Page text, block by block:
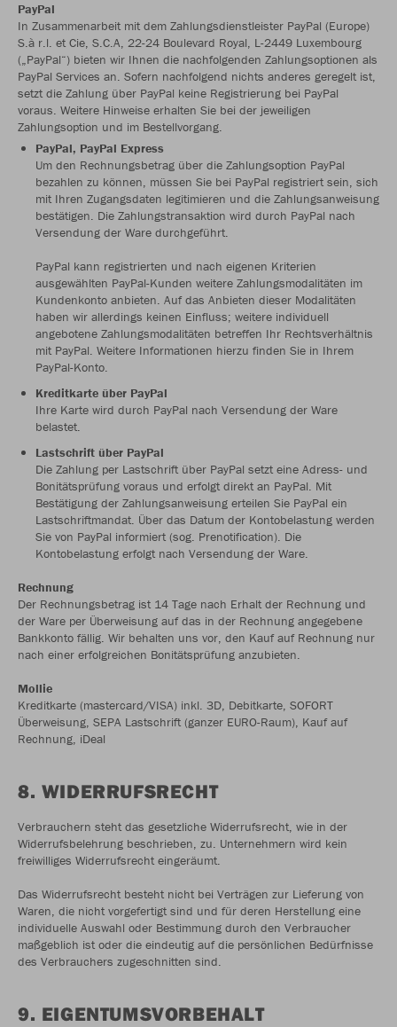
PayPal
In Zusammenarbeit mit dem Zahlungsdienstleister PayPal (Europe)
S.à r.l. et Cie, S.C.A, 22-24 Boulevard Royal, L-2449 Luxembourg
(„PayPal“) bieten wir Ihnen die nachfolgenden Zahlungsoptionen als
PayPal Services an. Sofern nachfolgend nichts anderes geregelt ist,
setzt die Zahlung über PayPal keine Registrierung bei PayPal
voraus. Weitere Hinweise erhalten Sie bei der jeweiligen
Zahlungsoption und im Bestellvorgang.
PayPal, PayPal Express
Um den Rechnungsbetrag über die Zahlungsoption PayPal
bezahlen zu können, müssen Sie bei PayPal registriert sein, sich
mit Ihren Zugangsdaten legitimieren und die Zahlungsanweisung
bestätigen. Die Zahlungstransaktion wird durch PayPal nach
Versendung der Ware durchgeführt.
PayPal kann registrierten und nach eigenen Kriterien
ausgewählten PayPal-Kunden weitere Zahlungsmodalitäten im
Kundenkonto anbieten. Auf das Anbieten dieser Modalitäten
haben wir allerdings keinen Einfluss; weitere individuell
angebotene Zahlungsmodalitäten betreffen Ihr Rechtsverhältnis
mit PayPal. Weitere Informationen hierzu finden Sie in Ihrem
PayPal-Konto.
Kreditkarte über PayPal
Ihre Karte wird durch PayPal nach Versendung der Ware
belastet.
Lastschrift über PayPal
Die Zahlung per Lastschrift über PayPal setzt eine Adress- und
Bonitätsprüfung voraus und erfolgt direkt an PayPal. Mit
Bestätigung der Zahlungsanweisung erteilen Sie PayPal ein
Lastschriftmandat. Über das Datum der Kontobelastung werden
Sie von PayPal informiert (sog. Prenotification). Die
Kontobelastung erfolgt nach Versendung der Ware.
Rechnung
Der Rechnungsbetrag ist 14 Tage nach Erhalt der Rechnung und
der Ware per Überweisung auf das in der Rechnung angegebene
Bankkonto fällig. Wir behalten uns vor, den Kauf auf Rechnung nur
nach einer erfolgreichen Bonitätsprüfung anzubieten.
Mollie
Kreditkarte (mastercard/VISA) inkl. 3D, Debitkarte, SOFORT
Überweisung, SEPA Lastschrift (ganzer EURO-Raum), Kauf auf
Rechnung, iDeal
8. WIDERRUFSRECHT
Verbrauchern steht das gesetzliche Widerrufsrecht, wie in der
Widerrufsbelehrung beschrieben, zu. Unternehmern wird kein
freiwilliges Widerrufsrecht eingeräumt.
Das Widerrufsrecht besteht nicht bei Verträgen zur Lieferung von
Waren, die nicht vorgefertigt sind und für deren Herstellung eine
individuelle Auswahl oder Bestimmung durch den Verbraucher
maßgeblich ist oder die eindeutig auf die persönlichen Bedürfnisse
des Verbrauchers zugeschnitten sind.
9. EIGENTUMSVORBEHALT